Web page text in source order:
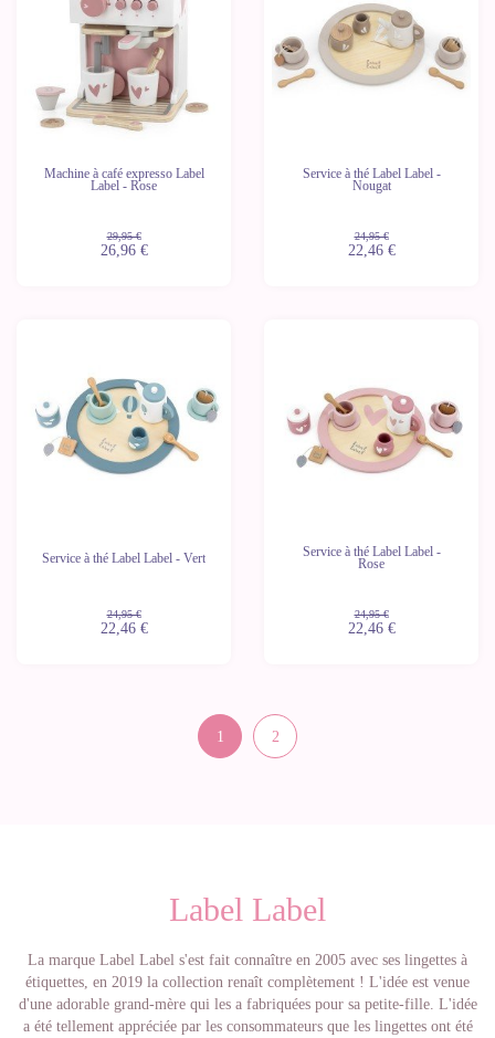
Machine à café expresso Label
Label - Rose
29,95 €
26,96 €
Service à thé Label Label -
Nougat
24,95 €
22,46 €
Service à thé Label Label - Vert
24,95 €
22,46 €
Service à thé Label Label -
Rose
24,95 €
22,46 €
1 2
Label Label
La marque Label Label s'est fait connaître en 2005 avec ses lingettes à
étiquettes, en 2019 la collection renaît complètement ! L'idée est venue
d'une adorable grand-mère qui les a fabriquées pour sa petite-fille. L'idée
a été tellement appréciée par les consommateurs que les lingettes ont été